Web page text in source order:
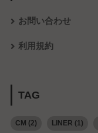
お問い合わせ
利用規約
TAG
CM (2) LINER (1)